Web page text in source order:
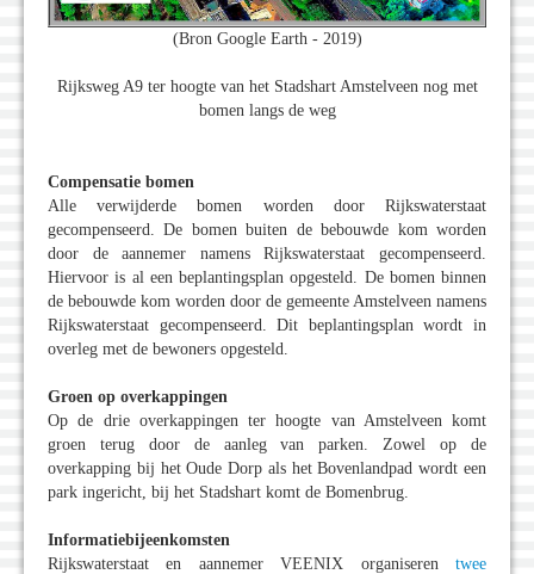
(Bron Google Earth - 2019)
Rijksweg A9 ter hoogte van het Stadshart Amstelveen nog met
bomen langs de weg
Compensatie bomen
Alle verwijderde bomen worden door Rijkswaterstaat
gecompenseerd. De bomen buiten de bebouwde kom worden
door de aannemer namens Rijkswaterstaat gecompenseerd.
Hiervoor is al een beplantingsplan opgesteld. De bomen binnen
de bebouwde kom worden door de gemeente Amstelveen namens
Rijkswaterstaat gecompenseerd. Dit beplantingsplan wordt in
overleg met de bewoners opgesteld.
Groen op overkappingen
Op de drie overkappingen ter hoogte van Amstelveen komt
groen terug door de aanleg van parken. Zowel op de
overkapping bij het Oude Dorp als het Bovenlandpad wordt een
park ingericht, bij het Stadshart komt de Bomenbrug.
Informatiebijeenkomsten
Rijkswaterstaat en aannemer VEENIX organiseren twee